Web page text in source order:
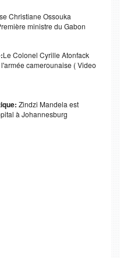
Christiane Ossouka
ministre du Gabon
Le Colonel Cyrille Atonfack
camerounaise ( Video
Zindzi Mandela est
à Johannesburg